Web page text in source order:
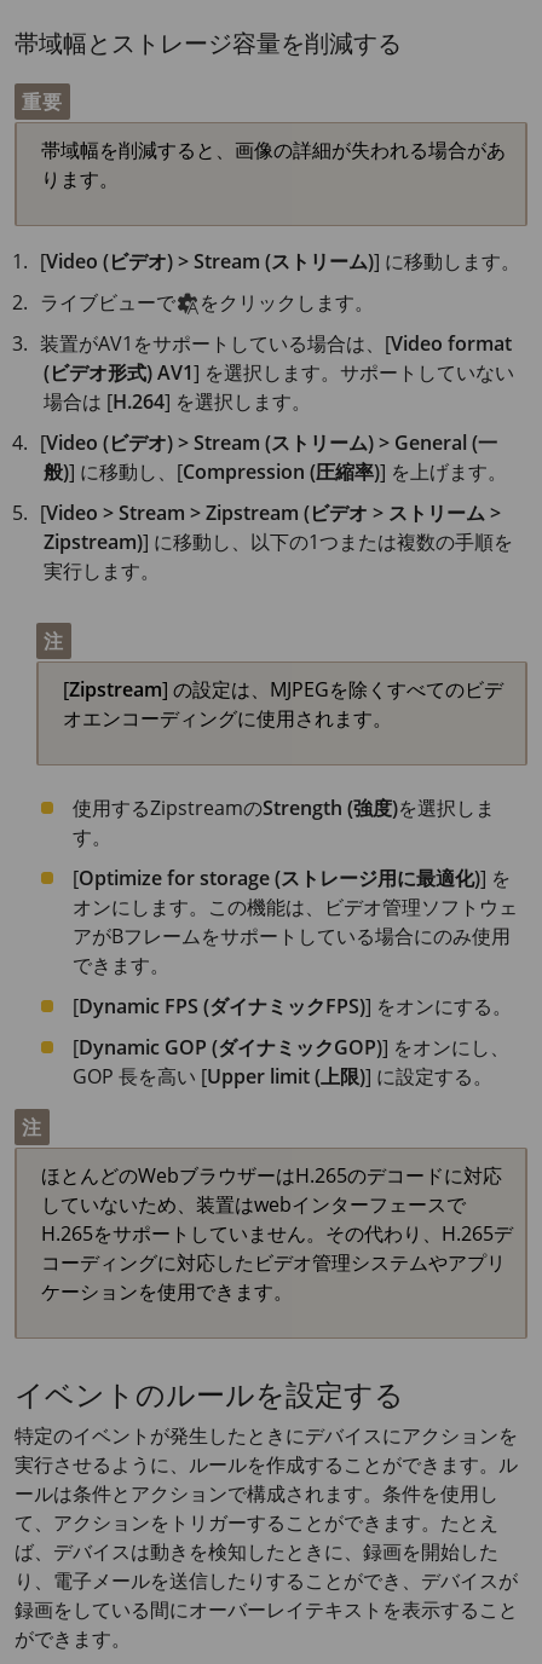
帯域幅とストレージ容量を削減する
重要
帯域幅を削減すると、画像の詳細が失われる場合があ
ります。
[Video (ビデオ) > Stream (ストリーム)] に移動します。
ライブビューで
をクリックします。
装置がAV1をサポートしている場合は、[Video format
(ビデオ形式)AV1] を選択します。サポートしていない
場合は [H.264] を選択します。
[Video (ビデオ) > Stream (ストリーム) > General (一
般)] に移動し、[Compression (圧縮率)] を上げます。
[Video > Stream > Zipstream (ビデオ > ストリーム >
Zipstream)] に移動し、以下の1つまたは複数の手順を
実行します。
注
[Zipstream] の設定は、MJPEGを除くすべてのビデ
オエンコーディングに使用されます。
使用するZipstreamのStrength (強度)を選択しま
す。
[Optimize for storage (ストレージ用に最適化)] を
オンにします。この機能は、ビデオ管理ソフトウェ
アがBフレームをサポートしている場合にのみ使用
できます。
[Dynamic FPS (ダイナミックFPS)] をオンにする。
[Dynamic GOP (ダイナミックGOP)] をオンにし、
GOP 長を高い [Upper limit (上限)] に設定する。
注
ほとんどのWebブラウザーはH.265のデコードに対応
していないため、装置はwebインターフェースで
H.265をサポートしていません。その代わり、H.265デ
コーディングに対応したビデオ管理システムやアプリ
ケーションを使用できます。
イベントのルールを設定する
特定のイベントが発生したときにデバイスにアクションを
実行させるように、ルールを作成することができます。ル
ールは条件とアクションで構成されます。条件を使用し
て、アクションをトリガーすることができます。たとえ
ば、デバイスは動きを検知したときに、録画を開始した
り、電子メールを送信したりすることができ、デバイスが
録画をしている間にオーバーレイテキストを表示すること
ができます。